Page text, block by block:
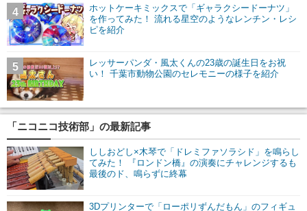
ホットケーキミックスで「ギャラクシードーナツ」
を作ってみた！ 流れる星空のようなレンチン・レシ
ピを紹介
4
レッサーパンダ・風太くんの23歳の誕生日をお祝
い！ 千葉市動物公園のセレモニーの様子を紹介
5
「ニコニコ技術部」の最新記事
ししおどし×木琴で「ドレミファソラシド」を鳴らし
てみた！ 『ロンドン橋』の演奏にチャレンジするも
最後のド、鳴らずに終幕
3Dプリンターで「ローポリずんだもん」のフィギュ